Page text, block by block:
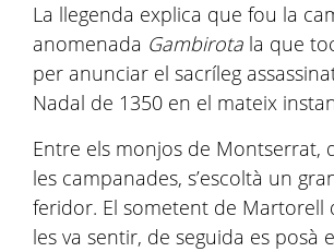
La llegenda explica que fou la
anomenada Gambirota la que
per anunciar el sacríleg
Nadal de 1350 en el mateix
Entre els monjos de Montserrat,
les campanades, s’escoltà un
feridor. El sometent de Martorell
les va sentir, de seguida es posà